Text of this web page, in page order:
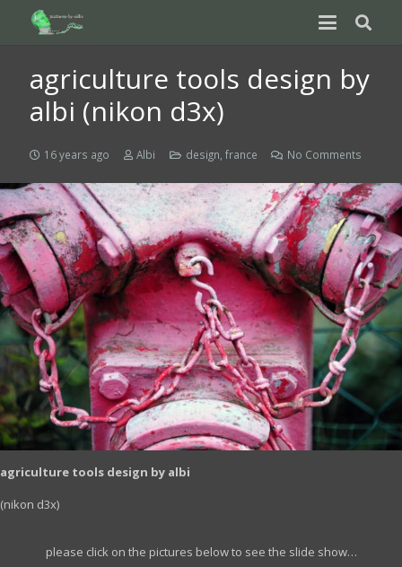
agriculture tools design by
albi (nikon d3x)
16 years ago Albi design france No Comments
agriculture tools design by albi
(nikon d3x)
please click on the pictures below to see the slide show…